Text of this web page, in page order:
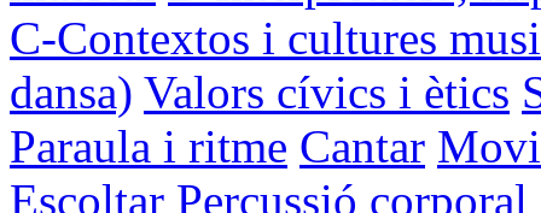
C-Contextos i cultures
dansa) Valors cívics i ètics
Paraula i ritme Cantar
Escoltar Percussió corporal